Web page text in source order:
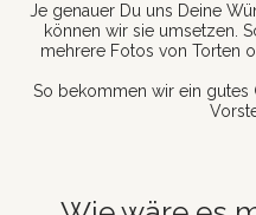
Je genauer Du uns Deine
können wir sie umsetzen.
mehrere Fotos von Torten
So bekommen wir ein gutes